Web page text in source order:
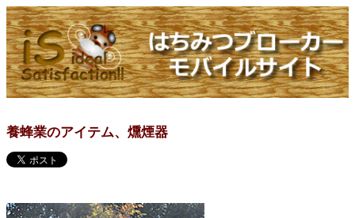
養蜂業のアイテム、燻煙器